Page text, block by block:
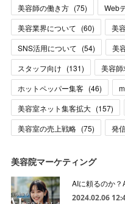
美容師の働き方 (75) Web
美容業界について (60) 美
SNS活用について (54) 美
スタッフ向け (131) 美容師
ホットペッパー集客 (46)
美容室ネット集客拡大 (157)
美容室の売上戦略 (75) 発
美容院マーケティング
AIに頼るのか
2024.02.06